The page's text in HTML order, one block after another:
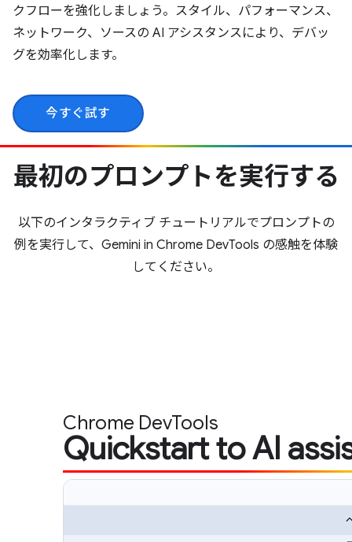
クフローを強化しましょう。スタイル、パフォーマンス、
ネットワーク、ソースの AI アシスタンスにより、デバッ
グを効率化します。
今すぐ試す
最初のプロンプトを実行する
以下のインタラクティブ チュートリアルでプロンプトの
例を実行して、Gemini in Chrome DevTools の感触を体験
してください。